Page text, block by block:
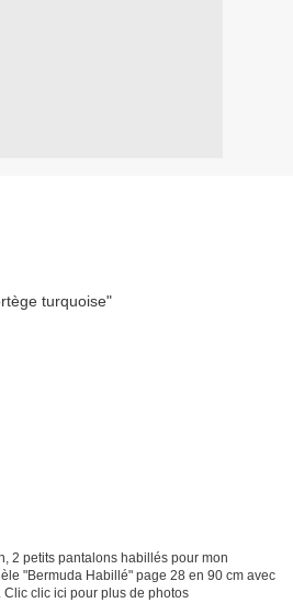
2 petits pantalons habillés pour mon
"Bermuda Habillé" page 28 en 90 cm avec
clic ici pour plus de photos